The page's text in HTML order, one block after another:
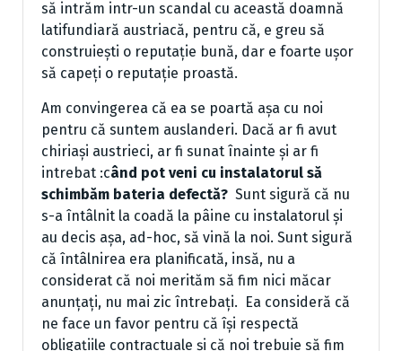
să intrăm intr-un scandal cu această doamnă
latifundiară austriacă, pentru că, e greu să
construiești o reputație bună, dar e foarte ușor
să capeți o reputație proastă.
Am convingerea că ea se poartă așa cu noi
pentru că suntem auslanderi. Dacă ar fi avut
chiriași austrieci, ar fi sunat înainte și ar fi
intrebat :când pot veni cu instalatorul să
schimbăm bateria defectă? Sunt sigură că nu
s-a întâlnit la coadă la pâine cu instalatorul și
au decis așa, ad-hoc, să vină la noi. Sunt sigură
că întâlnirea era planificată, insă, nu a
considerat că noi merităm să fim nici măcar
anunțați, nu mai zic întrebați. Ea consideră că
ne face un favor pentru că își respectă
obligațiile contractuale și că noi trebuie să fim